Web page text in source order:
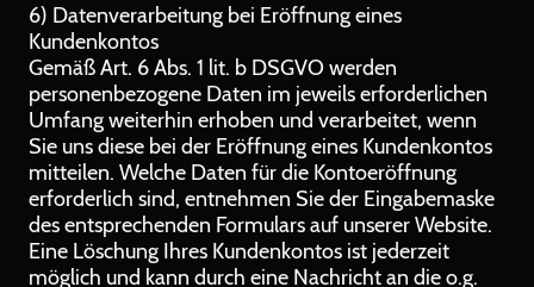
6) Datenverarbeitung bei Eröffnung eines
Kundenkontos
Gemäß Art. 6 Abs. 1 lit. b DSGVO werden
personenbezogene Daten im jeweils erforderlichen
Umfang weiterhin erhoben und verarbeitet, wenn
Sie uns diese bei der Eröffnung eines Kundenkontos
mitteilen. Welche Daten für die Kontoeröffnung
erforderlich sind, entnehmen Sie der Eingabemaske
des entsprechenden Formulars auf unserer Website.
Eine Löschung Ihres Kundenkontos ist jederzeit
möglich und kann durch eine Nachricht an die o.g.